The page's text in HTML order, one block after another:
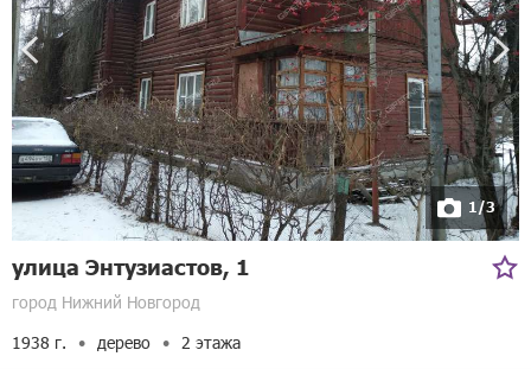
1/3
улица Энтузиастов, 1
город Нижний Новгород
1938 г.
дерево 2 этажа